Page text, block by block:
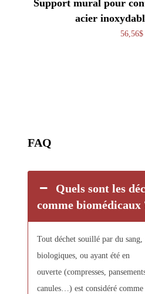
Support mural pour
acier
56,56$
FAQ
Quels sont les
comme biomédicaux
Tout déchet souillé par du sang,
biologiques, ou ayant été en
ouverte (compresses,
canules…) est considéré